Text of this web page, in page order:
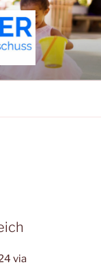
via